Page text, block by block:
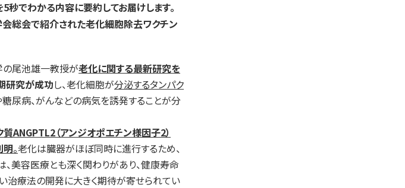
秒でわかる内容に要約してお届けします。
総会で紹介された老化細胞除去ワクチン
尾池雄一教授が老化に関する最新研究を
研究が成功し、老化細胞が分泌するタンパク
糖尿病、がんなどの病気を誘発することが分
ANGPTL2（アンジオポエチン様因子2）
明。老化は臓器がほぼ同時に進行するため、
美容医療とも深く関わりがあり、健康寿命
治療法の開発に大きく期待が寄せられてい